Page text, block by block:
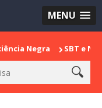
MENU
SBT e N Sports